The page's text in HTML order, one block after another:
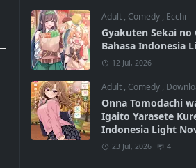
Adult , Comedy , Ecchi
Gyakuten Sekai no
Bahasa Indonesia
12 Jul, 2026
Adult , Comedy ,
Onna Tomodachi
Igaito Yarasete
Indonesia Light
23 Jul, 2026 4